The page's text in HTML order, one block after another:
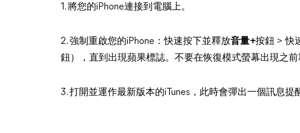
1. 將您的iPhone連接到電腦上。
2. 強制重啟您的iPhone：快速按下並釋放音量+按鈕 > 快
鈕），直到出現蘋果標誌。不要在恢復模式螢幕出現之前
3. 打開並運作最新版本的iTunes，此時會彈出一個訊息